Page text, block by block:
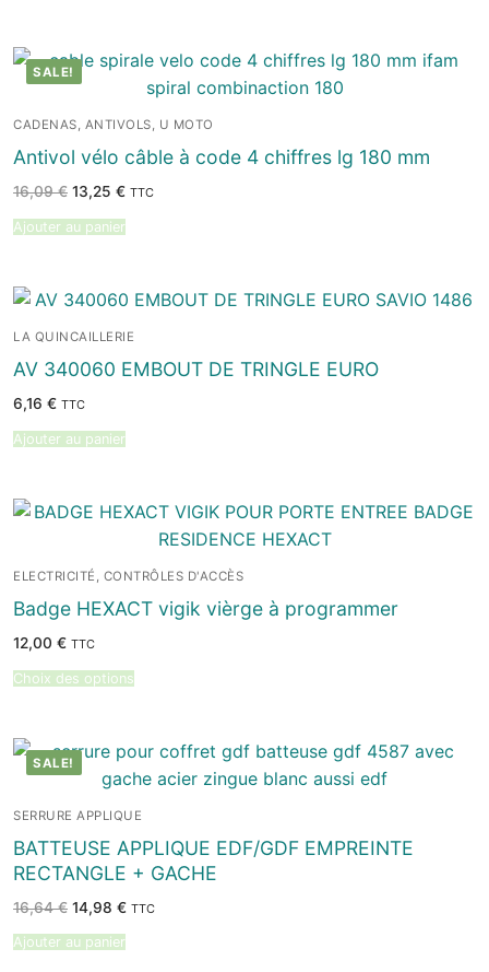
SALE!
CADENAS, ANTIVOLS, U MOTO
Antivol vélo câble à code 4 chiffres lg 180 mm
16,09€ Le
prix
initial
était :
13,25 €Le
actuel
est :
TTC
Ajouter au panier
LA QUINCAILLERIE
AV 340060 EMBOUT DE TRINGLE EURO
6,16 € TTC
Ajouter au panier
ELECTRICITÉ, CONTRÔLES D'ACCÈS
Badge HEXACT vigik vièrge à programmer
12,00 € TTC
Choix des options
SALE!
SERRURE APPLIQUE
BATTEUSE APPLIQUE EDF/GDF EMPREINTE
RECTANGLE + GACHE
16,64€ Le
prix
initial
était :
14,98 €Le
TTC
Ajouter au panier